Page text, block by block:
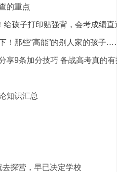
的重点
给孩子打印贴强背，会考成绩直
！那些“高能”的别人家的孩子
享9条加分技巧 备战高考真的有
知识汇总
探营，早已决定学校